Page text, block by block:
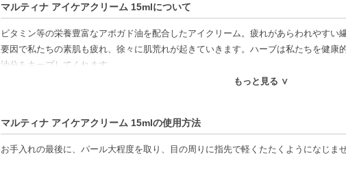
マルティナ アイケアクリーム 15mlについて
ビタミン等の栄養豊富なアボガド油を配合したアイクリーム。疲れがあらわれやすい
要因で私たちの素肌も疲れ、徐々に肌荒れが起きていきます。ハーブは私たちを健康
油分をキープしてくれます。
※こちらのブランドは元々使用期限が短く、商品によっては1年に満たない場合もござ
下さい。
もっと見る ∨
マルティナ アイケアクリーム 15mlの使用方法
お手入れの最後に、パール大程度を取り、目の周りに指先で軽くたたくようになじませ